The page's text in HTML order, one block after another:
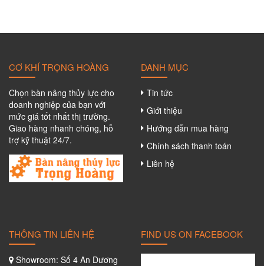
CƠ KHÍ TRỌNG HOÀNG
Chọn bàn nâng thủy lực cho
doanh nghiệp của bạn với
mức giá tốt nhất thị trường.
Giao hàng nhanh chóng, hỗ
trợ kỹ thuật 24/7.
DANH MỤC
Tin tức
Giới thiệu
Hướng dẫn mua hàng
Chính sách thanh toán
Liên hệ
THÔNG TIN LIÊN HỆ
Showroom: Số 4 An Dương
FIND US ON FACEBOOK